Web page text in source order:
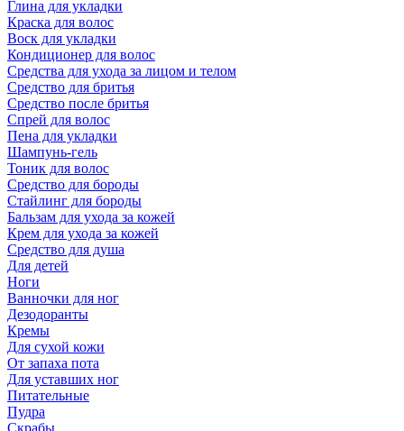
Глина для укладки
Краска для волос
Воск для укладки
Кондиционер для волос
Средства для ухода за лицом и телом
Средство для бритья
Средство после бритья
Спрей для волос
Пена для укладки
Шампунь-гель
Тоник для волос
Средство для бороды
Стайлинг для бороды
Бальзам для ухода за кожей
Крем для ухода за кожей
Средство для душа
Для детей
Ноги
Ванночки для ног
Дезодоранты
Кремы
Для сухой кожи
От запаха пота
Для уставших ног
Питательные
Пудра
Скрабы